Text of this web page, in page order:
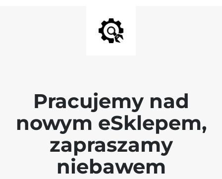
Pracujemy nad
nowym eSklepem,
zapraszamy
niebawem